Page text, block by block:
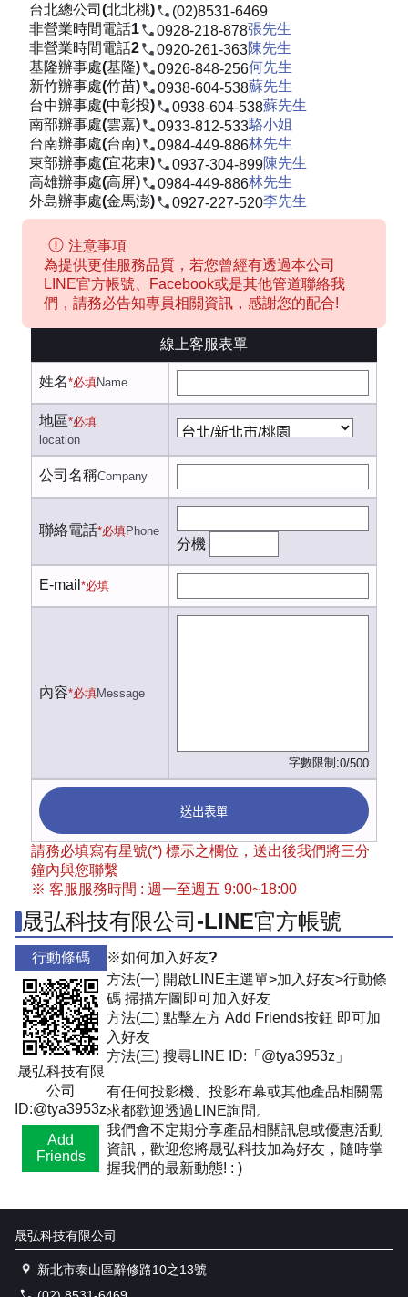
台北總公司(北北桃)
(02)8531-6469
非營業時間電話1
0928-218-878張先生
非營業時間電話2
0920-261-363陳先生
基隆辦事處(基隆)
0926-848-256何先生
新竹辦事處(竹苗)
0938-604-538蘇先生
台中辦事處(中彰投)
0938-604-538蘇先生
南部辦事處(雲嘉)
0933-812-533駱小姐
台南辦事處(台南)
0984-449-886林先生
東部辦事處(宜花東)
0937-304-899陳先生
高雄辦事處(高屏)
0984-449-886林先生
外島辦事處(金馬澎)
0927-227-520李先生
注意事項
為提供更佳服務品質，若您曾經有透過本公司
LINE官方帳號、Facebook或是其他管道聯絡我
們，請務必告知專員相關資訊，感謝您的配合!
線上客服表單
姓名*必填Name
地區*必填
location
公司名稱Company
聯絡電話*必填Phone
分機
E-mail *必填
內容*必填Message
字數限制:0/500
送出表單
請務必填寫有星號(*) 標示之欄位，送出後我們將三分
鐘內與您聯繫
※ 客服服務時間 : 週一至週五 9:00~18:00
晟弘科技有限公司-LINE官方帳號
行動條碼
晟弘科技有限
公司
ID:@tya3953z
Add
Friends
※如何加入好友?
方法(一) 開啟LINE主選單>加入好友>行動條
碼 掃描左圖即可加入好友
方法(二) 點擊左方 Add Friends按鈕 即可加
入好友
方法(三) 搜尋LINE ID:「@tya3953z」
有任何投影機、投影布幕或其他產品相關需
求都歡迎透過LINE詢問。
我們會不定期分享產品相關訊息或優惠活動
資訊，歡迎您將晟弘科技加為好友，隨時掌
握我們的最新動態! : )
晟弘科技有限公司
新北市泰山區辭修路10之13號